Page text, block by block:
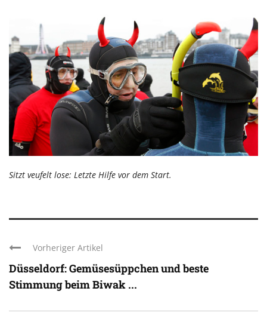
Sitzt veufelt lose: Letzte Hilfe vor dem Start.
Vorheriger Artikel
Düsseldorf: Gemüsesüppchen und beste
Stimmung beim Biwak ...